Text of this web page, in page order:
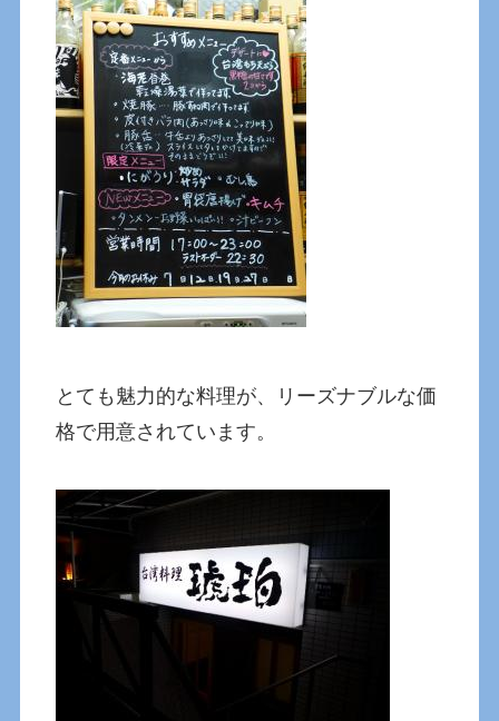
とても魅力的な料理が、リーズナブルな価
格で用意されています。